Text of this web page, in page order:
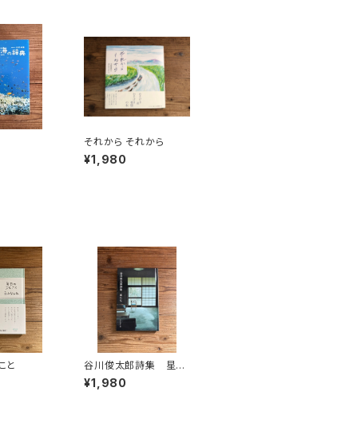
それから それから
¥1,980
と
谷川俊太郎詩集 星た
ち
¥1,980